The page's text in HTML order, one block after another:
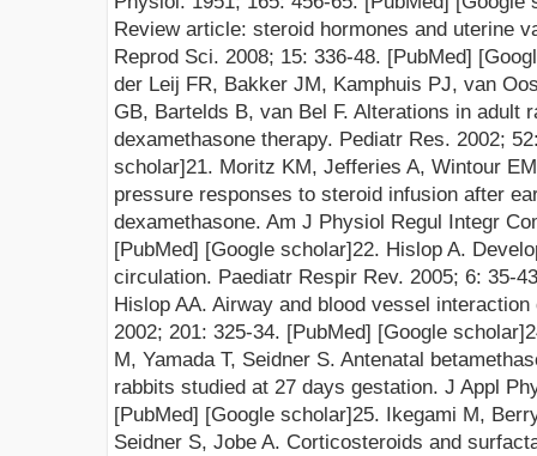
Review article: steroid hormones and uterine
Reprod Sci. 2008; 15: 336-48. [PubMed]
der Leij FR, Bakker JM, Kamphuis PJ, van
GB, Bartelds B, van Bel F. Alterations in adult
dexamethasone therapy. Pediatr Res. 2002;
scholar]21. Moritz KM, Jefferies A, Wintour
pressure responses to steroid infusion after
dexamethasone. Am J Physiol Regul Integr
[PubMed] [Google scholar]22. Hislop A.
circulation. Paediatr Respir Rev. 2005; 6: 35-
Hislop AA. Airway and blood vessel
2002; 201: 325-34. [PubMed] [Google scholar]
M, Yamada T, Seidner S. Antenatal
rabbits studied at 27 days gestation. J Appl
[PubMed] [Google scholar]25. Ikegami M,
Seidner S, Jobe A. Corticosteroids and